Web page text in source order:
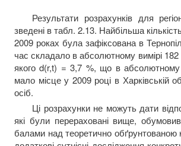
Результати розрахунків для
зведені в табл. 2.13. Найбільша
2009 роках була зафіксована в
час складало в абсолютному вимірі
якого d(r,t) = 3,7 %, що в
мало місце у 2009 році в Харківській
осіб.
Ці розрахунки не можуть дати
які були перераховані вище,
балами над теоретично обґрунтованою